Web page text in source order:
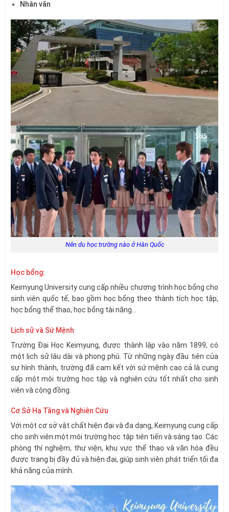
Nhân văn
Nên du học trường nào ở Hàn Quốc
Học bổng:
Keimyung University cung cấp nhiều chương trình học bổng cho
sinh viên quốc tế, bao gồm học bổng theo thành tích học tập,
học bổng thể thao, học bổng tài năng…
Lịch sử và Sứ Mệnh
Trường Đại Học Keimyung, được thành lập vào năm 1899, có
một lịch sử lâu dài và phong phú. Từ những ngày đầu tiên của
sự hình thành, trường đã cam kết với sứ mệnh cao cả là cung
cấp một môi trường học tập và nghiên cứu tốt nhất cho sinh
viên và cộng đồng.
Cơ Sở Hạ Tầng và Nghiên Cứu
Với một cơ sở vật chất hiện đại và đa dạng, Keimyung cung cấp
cho sinh viên một môi trường học tập tiên tiến và sáng tạo. Các
phòng thí nghiệm, thư viện, khu vực thể thao và văn hóa đều
được trang bị đầy đủ và hiện đại, giúp sinh viên phát triển tối đa
khả năng của mình.